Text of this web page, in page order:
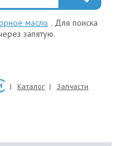
масло . Для поиска
запятую.
Каталог Запчасти